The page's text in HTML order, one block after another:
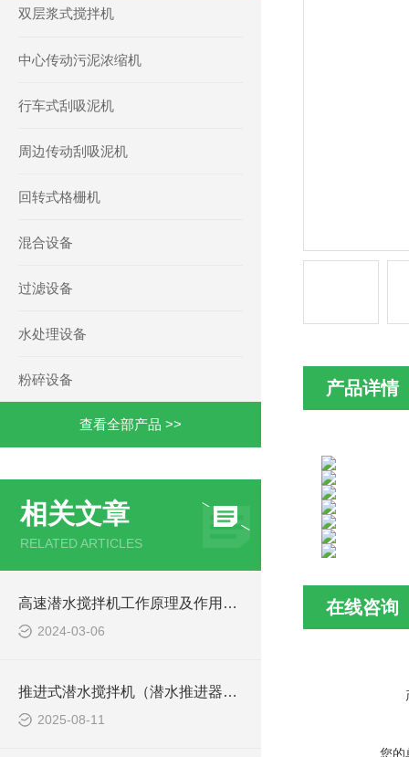
双层浆式搅拌机
中心传动污泥浓缩机
行车式刮吸泥机
周边传动刮吸泥机
回转式格栅机
混合设备
过滤设备
水处理设备
粉碎设备
查看全部产品 >>
相关文章
RELATED ARTICLES
高速潜水搅拌机工作原理及作用特点、安装结构图
2024-03-06
推进式潜水搅拌机（潜水推进器）厂家讲解日常维护要点
2025-08-11
产品详情
在线咨询
您的